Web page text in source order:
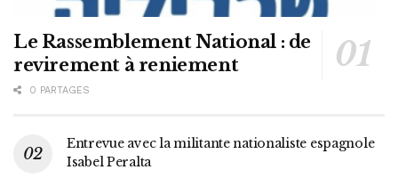
Le Rassemblement National : de
revirement à reniement
0 PARTAGES
Entrevue avec la militante nationaliste espagnole
Isabel Peralta